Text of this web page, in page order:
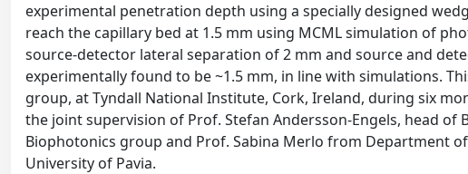
experimental penetration depth using a specially designed
reach the capillary bed at 1.5 mm using MCML simulation of
source-detector lateral separation of 2 mm and source and
experimentally found to be ~1.5 mm, in line with simulations.
group, at Tyndall National Institute, Cork, Ireland, during six
the joint supervision of Prof. Stefan Andersson-Engels, head of
Biophotonics group and Prof. Sabina Merlo from Department
University of Pavia.